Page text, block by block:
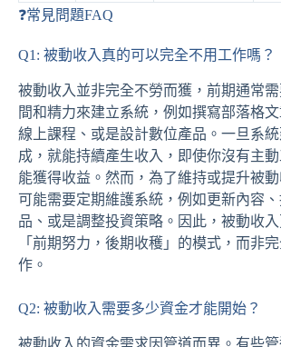
❓常見問題FAQ
Q1: 被動收入真的可以完全不用工作嗎？
被動收入並非完全不勞而獲，前期通常
間和精力來建立系統，例如撰寫部落格
線上課程、或是設計數位產品。一旦系
成，就能持續產生收入，即使你沒有主
能獲得收益。然而，為了維持或提升被
可能需要定期維護系統，例如更新內容
品、或是調整投資策略。因此，被動收
「前期努力，後期收穫」的模式，而非
作。
Q2: 被動收入需要多少資金才能開始？
被動收入的資金需求因管道而異。有些